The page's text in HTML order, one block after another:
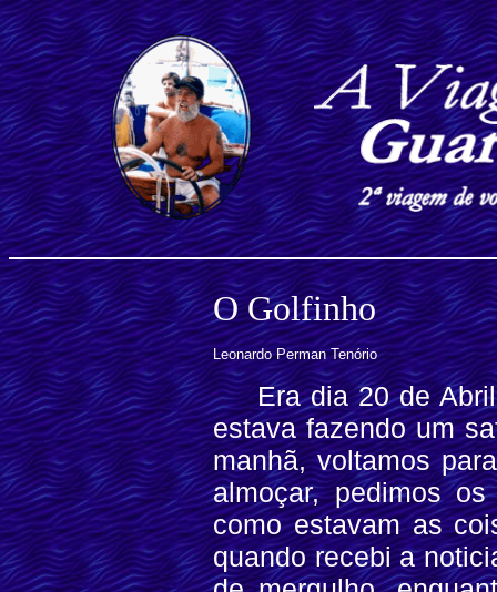
O Golfinho
Leonardo Perman Tenório
Era dia 20 de
estava fazendo um
manhã, voltamos
almoçar, pedimos
como estavam as
quando recebi a